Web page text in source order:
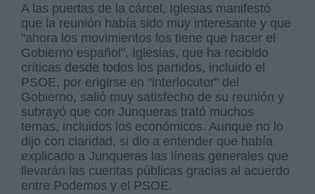
A las puertas de la cárcel, Iglesias manifestó
que la reunión había sido muy interesante y que
"ahora los movimientos los tiene que hacer el
Gobierno español". Iglesias, que ha recibido
críticas desde todos los partidos, incluido el
PSOE, por erigirse en "interlocutor" del
Gobierno, salió muy satisfecho de su reunión y
subrayó que con Junqueras trató muchos
temas, incluidos los económicos. Aunque no lo
dijo con claridad, si dio a entender que había
explicado a Junqueras las líneas generales que
llevarán las cuentas públicas gracias al acuerdo
entre Podemos y el PSOE.